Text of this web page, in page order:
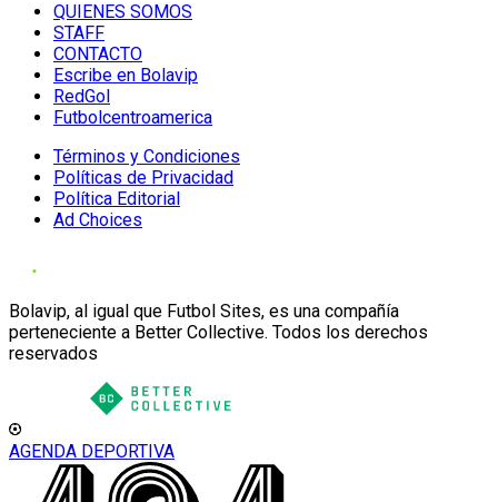
QUIENES SOMOS
STAFF
CONTACTO
Escribe en Bolavip
RedGol
Futbolcentroamerica
Términos y Condiciones
Políticas de Privacidad
Política Editorial
Ad Choices
Bolavip, al igual que Futbol Sites, es una compañía
perteneciente a Better Collective. Todos los derechos
reservados
AGENDA DEPORTIVA